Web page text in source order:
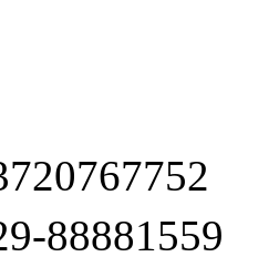
88881559